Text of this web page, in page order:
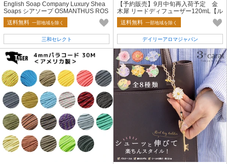
English Soap Company Luxury Shea
Soaps シアソープ OSMANTHUS ROS
E オスマンサスローズ
送料無料 一部地域を除く
三和セレクト
【予約販売】9月中旬再入荷予定 金
木犀 リードディフューザー120mL【ル
ームフレグランス】
送料無料 一部地域を除く
デイリーアロマジャパン